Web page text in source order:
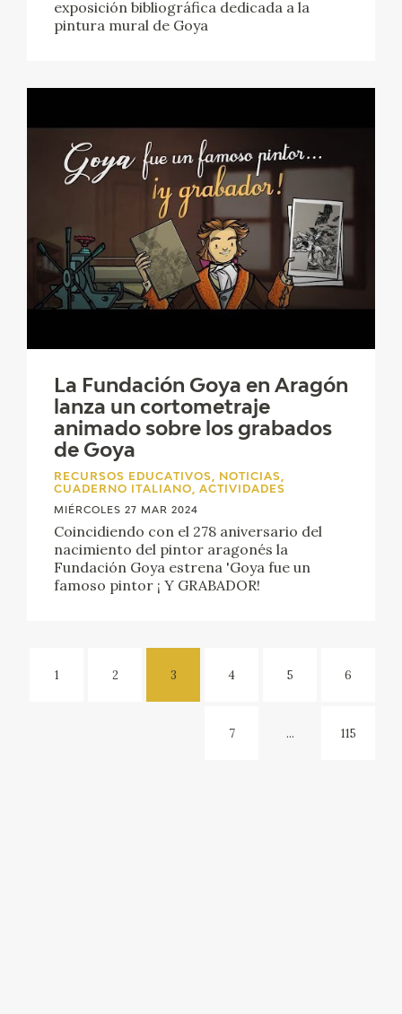
exposición bibliográfica dedicada a la
pintura mural de Goya
La Fundación Goya en Aragón
lanza un cortometraje
animado sobre los grabados
de Goya
RECURSOS EDUCATIVOS, NOTICIAS,
CUADERNO ITALIANO, ACTIVIDADES
MIÉRCOLES 27 MAR 2024
Coincidiendo con el 278 aniversario del
nacimiento del pintor aragonés la
Fundación Goya estrena 'Goya fue un
famoso pintor ¡ Y GRABADOR!
1 2 3 4 5 6
7 ... 115